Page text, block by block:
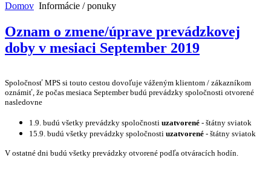
Domov Informácie / ponuky
Oznam o zmene/úprave prevádzkovej
doby v mesiaci September 2019
Spoločnosť MPS si touto cestou dovoľuje váženým klientom / zákazníkom
oznámiť, že počas mesiaca September budú prevádzky spoločnosti otvorené
nasledovne
1.9. budú všetky prevádzky spoločnosti uzatvorené - štátny sviatok
15.9. budú všetky prevádzky spoločnosti uzatvorené - štátny sviatok
V ostatné dni budú všetky prevádzky otvorené podľa otváracích hodín.